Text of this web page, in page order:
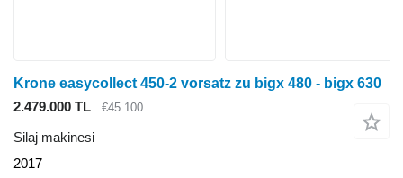
Krone easycollect 450-2 vorsatz zu bigx 480 - bigx 630
2.479.000 TL
€45.100
Silaj makinesi
2017